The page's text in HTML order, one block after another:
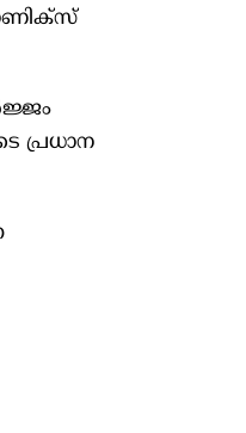
പ്രധാന